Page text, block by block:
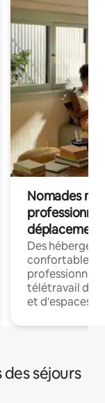
Nomades
déplacement
Des
confortables
professionnels
télétravail
et d'espaces
séjours